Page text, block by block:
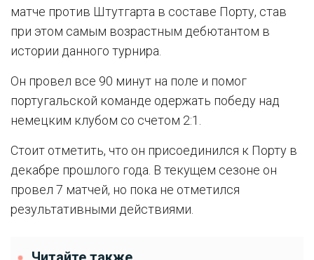
матче против Штутгарта в составе Порту, став
при этом самым возрастным дебютантом в
истории данного турнира.
Он провел все 90 минут на поле и помог
португальской команде одержать победу над
немецким клубом со счетом 2:1.
Стоит отметить, что он присоединился к Порту в
декабре прошлого года. В текущем сезоне он
провел 7 матчей, но пока не отметился
результативными действиями.